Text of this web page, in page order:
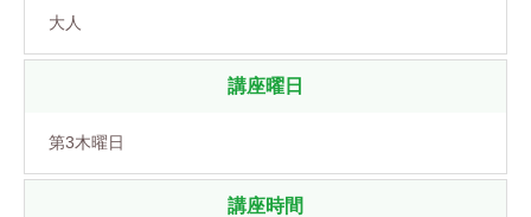
大人
講座曜日
第3木曜日
講座時間